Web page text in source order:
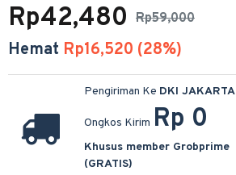
Rp59,000
Rp42,480
Hemat Rp16,520 (28%)
Pengiriman Ke DKI JAKARTA
Ongkos Kirim Rp 0
Khusus member Grobprime
(GRATIS)